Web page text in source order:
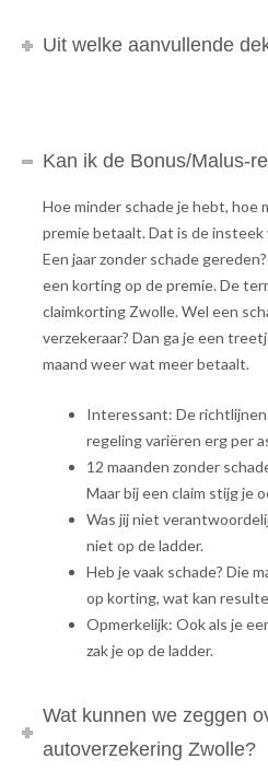
Uit welke aanvullende
Kan ik de Bonus/Malus-
Hoe minder schade je hebt, hoe
premie betaalt. Dat is de insteek
Een jaar zonder schade
een korting op de premie. De
claimkorting Zwolle. Wel een
verzekeraar? Dan ga je een
maand weer wat meer betaalt.
Interessant: De richtlijnen
regeling variëren erg per
12 maanden zonder
Maar bij een claim stijg je
Was jij niet
niet op de ladder.
Heb je vaak schade? Die
op korting, wat kan
Opmerkelijk: Ook als je
zak je op de ladder.
Wat kunnen we zeggen
autoverzekering Zwolle?